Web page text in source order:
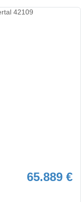
65.889 €